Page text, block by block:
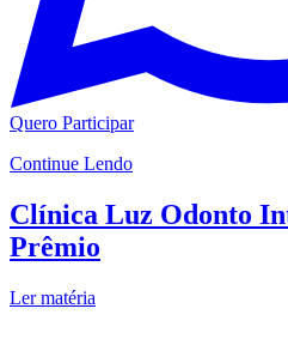
Quero Participar
Continue Lendo
Clínica Luz Odonto
Prêmio
Ler matéria